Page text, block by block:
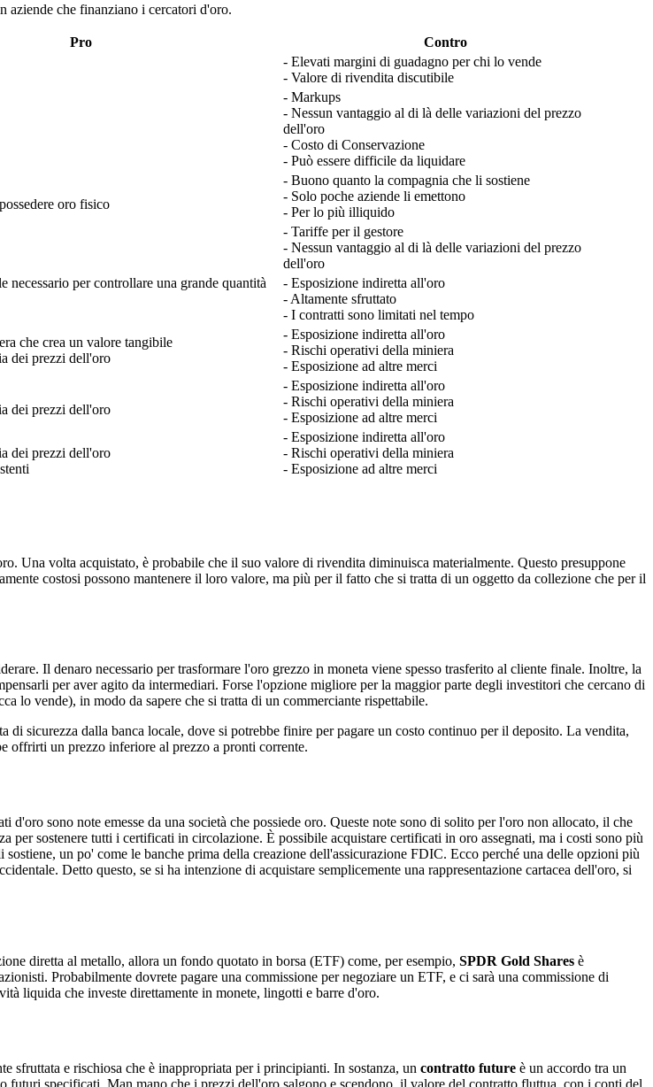
aziende che finanziano i cercatori d'oro.
Pro
Contro
- Elevati margini di guadagno per chi lo vende
- Valore di rivendita discutibile
- Markups
- Nessun vantaggio al di là delle variazioni del prezzo
dell'oro
- Costo di Conservazione
- Può essere difficile da liquidare
oro fisico
- Buono quanto la compagnia che li sostiene
- Solo poche aziende li emettono
- Per lo più illiquido
- Tariffe per il gestore
- Nessun vantaggio al di là delle variazioni del prezzo
dell'oro
necessario per controllare una grande quantità
- Esposizione indiretta all'oro
- Altamente sfruttato
- I contratti sono limitati nel tempo
che crea un valore tangibile
dei prezzi dell'oro
- Esposizione indiretta all'oro
- Rischi operativi della miniera
- Esposizione ad altre merci
dei prezzi dell'oro
- Esposizione indiretta all'oro
- Rischi operativi della miniera
- Esposizione ad altre merci
dei prezzi dell'oro
- Esposizione indiretta all'oro
- Rischi operativi della miniera
- Esposizione ad altre merci
Una volta acquistato, è probabile che il suo valore di rivendita diminuisca materialmente. Questo presuppone
costosi possono mantenere il loro valore, ma più per il fatto che si tratta di un oggetto da collezione che per il
Il denaro necessario per trasformare l'oro grezzo in moneta viene spesso trasferito al cliente finale. Inoltre, la
per aver agito da intermediari. Forse l'opzione migliore per la maggior parte degli investitori che cercano di
lo vende), in modo da sapere che si tratta di un commerciante rispettabile.
di sicurezza dalla banca locale, dove si potrebbe finire per pagare un costo continuo per il deposito. La vendita,
offrirti un prezzo inferiore al prezzo a pronti corrente.
sono note emesse da una società che possiede oro. Queste note sono di solito per l'oro non allocato, il che
per sostenere tutti i certificati in circolazione. È possibile acquistare certificati in oro assegnati, ma i costi sono più
un po' come le banche prima della creazione dell'assicurazione FDIC. Ecco perché una delle opzioni più
Detto questo, se si ha intenzione di acquistare semplicemente una rappresentazione cartacea dell'oro, si
diretta al metallo, allora un fondo quotato in borsa (ETF) come, per esempio, SPDR Gold Shares è
Probabilmente dovrete pagare una commissione per negoziare un ETF, e ci sarà una commissione di
liquida che investe direttamente in monete, lingotti e barre d'oro.
sfruttata e rischiosa che è inappropriata per i principianti. In sostanza, un contratto future è un accordo tra un
futuri specificati. Man mano che i prezzi dell'oro salgono e scendono, il valore del contratto fluttua, con i conti del